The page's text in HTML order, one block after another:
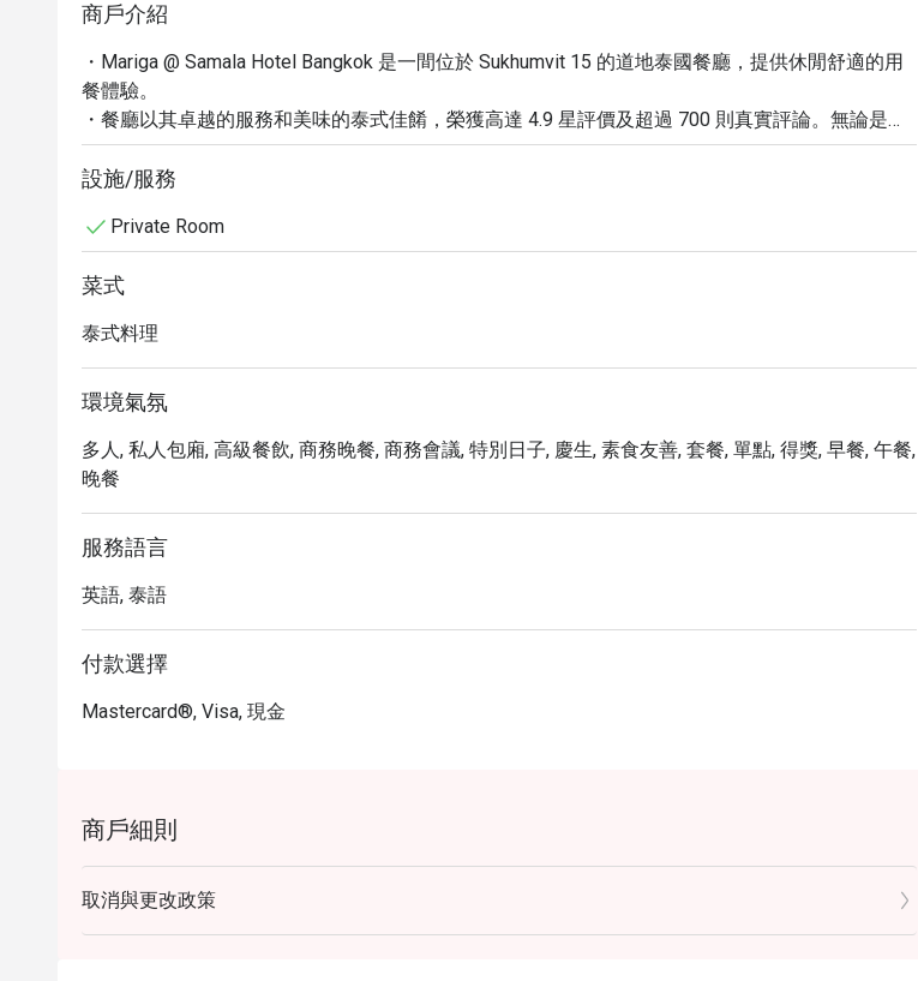
商戶介紹
・Mariga @ Samala Hotel Bangkok 是一間位於 Sukhumvit 15 的道地泰國餐廳，提供休閒舒適的用
餐體驗。
・餐廳以其卓越的服務和美味的泰式佳餚，榮獲高達 4.9 星評價及超過 700 則真實評論。無論是享
用深受歡迎的午餐、晚餐，或是品嚐經典金邊粉，都能感受到家的溫馨。
・除了豐富的菜單選擇，Mariga 也提供多樣化的早餐，並設有附設酒吧與寬敞的免費停車場，方便
・透過 Eatigo 預訂 Mariga @ Samala Hotel Bangkok，即可輕鬆享用優質泰國料理，並獨家享有最
設施/服務
Private Room
菜式
泰式料理
環境氣氛
多人, 私人包廂, 高級餐飲, 商務晚餐, 商務會議, 特別日子, 慶生, 素食友善, 套餐, 單點, 得獎, 早餐, 午餐,
晚餐
服務語言
英語, 泰語
付款選擇
Mastercard®, Visa, 現金
商戶細則
取消與更改政策